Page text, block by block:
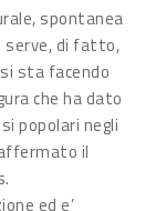
spontanea
serve, di fatto,
sta facendo
che ha dato
popolari negli
il
ed e’